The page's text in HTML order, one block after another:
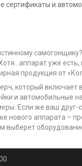
сертификаты и
уже есть,
продукция от
который включает
и автомобильные
Если же ваш друг-
нового аппарата –
выберет